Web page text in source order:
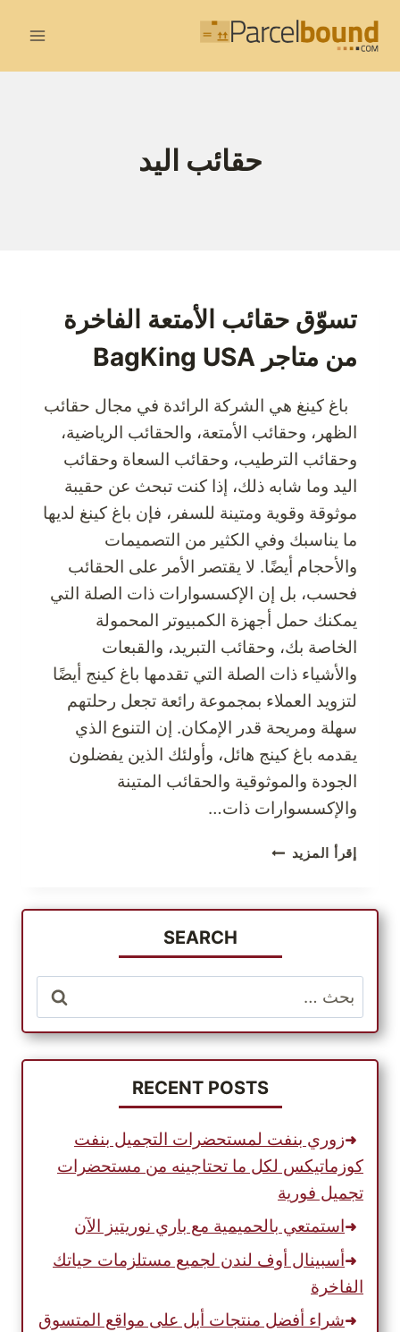
إلى
حقائب اليد
تسوّق حقائب الأمتعة الفاخرة
من متاجر BagKing USA
باغ كينغ هي الشركة الرائدة في مجال حقائب
الظهر، وحقائب الأمتعة، والحقائب الرياضية،
وحقائب الترطيب، وحقائب السعاة وحقائب
اليد وما شابه ذلك، إذا كنت تبحث عن حقيبة
موثوقة وقوية ومتينة للسفر، فإن باغ كينغ لديها
ما يناسبك وفي الكثير من التصميمات
والأحجام أيضًا. لا يقتصر الأمر على الحقائب
فحسب، بل إن الإكسسوارات ذات الصلة التي
يمكنك حمل أجهزة الكمبيوتر المحمولة
الخاصة بك، وحقائب التبريد، والقبعات
والأشياء ذات الصلة التي تقدمها باغ كينج أيضًا
لتزويد العملاء بمجموعة رائعة تجعل رحلتهم
سهلة ومريحة قدر الإمكان. إن التنوع الذي
يقدمه باغ كينج هائل، وأولئك الذين يفضلون
الجودة والموثوقية والحقائب المتينة
والإكسسوارات ذات…
إقرأ المزيد تسوّق
الفاخرة
متاجر
BAGKING
SEARCH
عن:
RECENT POSTS
زوري بنفت لمستحضرات التجميل بنفت
كوزماتيكس لكل ما تحتاجينه من مستحضرات
تجميل فورية
استمتعي بالحميمية مع باري نوريتيز الآن
أسبينال أوف لندن لجميع مستلزمات حياتك
الفاخرة
شراء أفضل منتجات أبل على مواقع المتسوق